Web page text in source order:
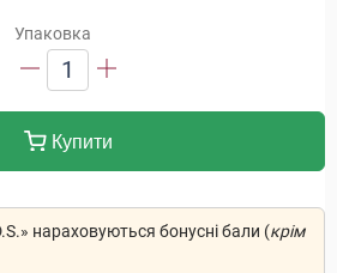
Упаковка
1
Купити
нараховуються бонусні бали (крім